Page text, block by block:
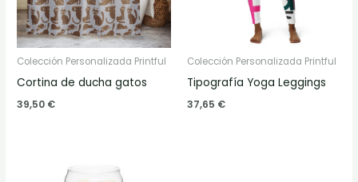
Colección Personalizada Printful
Cortina de ducha gatos
39,50 €
Colección Personalizada Printful
Tipografía Yoga Leggings
37,65 €